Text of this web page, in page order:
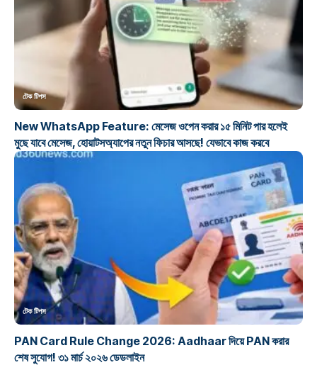
টেক টিপস
New WhatsApp Feature: মেসেজ ওপেন করার ১৫ মিনিট পার হলেই
মুছে যাবে মেসেজ, হোয়াটসঅ্যাপের নতুন ফিচার আসছে! যেভাবে কাজ করবে
টেক টিপস
PAN Card Rule Change 2026: Aadhaar দিয়ে PAN করার
শেষ সুযোগ! ৩১ মার্চ ২০২৬ ডেডলাইন